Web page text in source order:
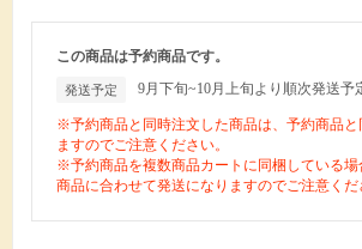
この商品は予約商品です。
発送予定 9月下旬~10月上旬より順次発送予
※予約商品と同時注文した商品は、予約商品と
ますのでご注意ください。
※予約商品を複数商品カートに同梱している
商品に合わせて発送になりますのでご注意くだ